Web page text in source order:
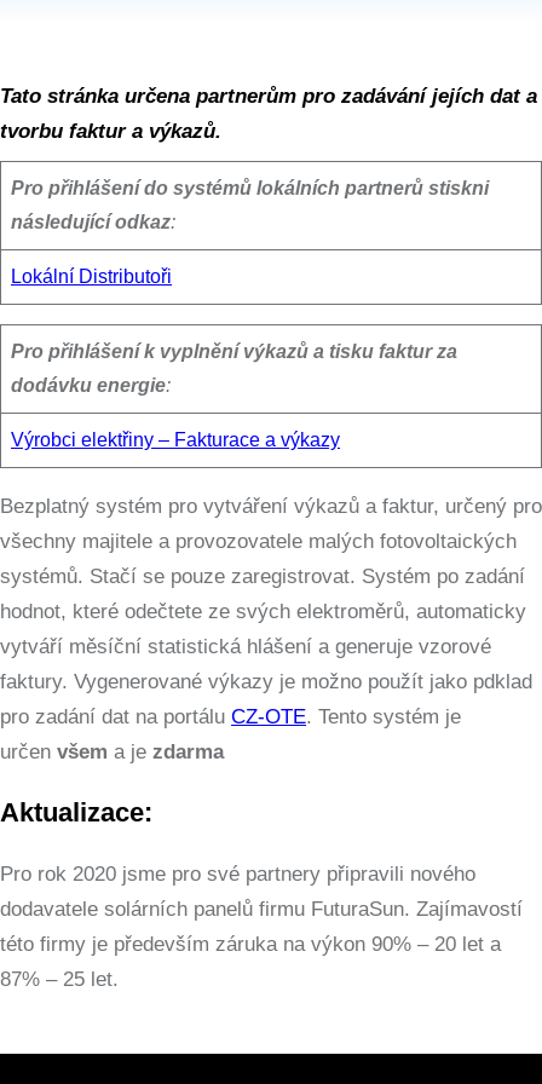
Tato stránka určena partnerům pro zadávání jejích dat a
tvorbu faktur a výkazů.
Pro přihlášení do systémů lokálních partnerů stiskni
následující odkaz:
Lokální Distributoři
Pro přihlášení k vyplnění výkazů a tisku faktur za
dodávku energie:
Výrobci elektřiny – Fakturace a výkazy
Bezplatný systém pro vytváření výkazů a faktur, určený pro
všechny majitele a provozovatele malých fotovoltaických
systémů. Stačí se pouze zaregistrovat. Systém po zadání
hodnot, které odečtete ze svých elektroměrů, automaticky
vytváří měsíční statistická hlášení a generuje vzorové
faktury. Vygenerované výkazy je možno použít jako pdklad
pro zadání dat na portálu CZ-OTE. Tento systém je
určen všem a je zdarma
Aktualizace:
Pro rok 2020 jsme pro své partnery připravili nového
dodavatele solárních panelů firmu FuturaSun. Zajímavostí
této firmy je především záruka na výkon 90% – 20 let a
87% – 25 let.